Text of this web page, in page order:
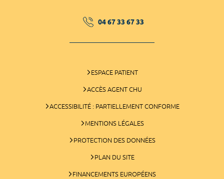
04 67 33 67 33
ESPACE PATIENT
ACCÈS AGENT CHU
ACCESSIBILITÉ : PARTIELLEMENT CONFORME
MENTIONS LÉGALES
PROTECTION DES DONNÉES
PLAN DU SITE
FINANCEMENTS EUROPÉENS